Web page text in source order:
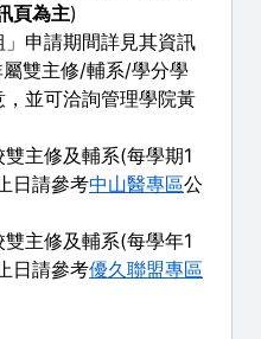
頁為主)
」申請期間詳見其資訊
雙主修/輔系/學分學
並可洽詢管理學院黃
主修及輔系(每學期1
日請參考中山醫專區公
主修及輔系(每學年1
日請參考優久聯盟專區